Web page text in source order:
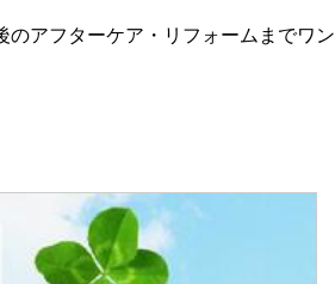
て 不動産売却後の税金
のアフターケア・リフォームまでワン